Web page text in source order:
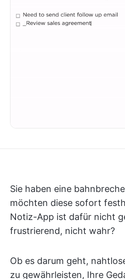
Sie haben eine
möchten diese sofort
Notiz-App ist dafür nicht
frustrierend, nicht wahr?
Ob es darum geht,
zu gewährleisten, Ihre